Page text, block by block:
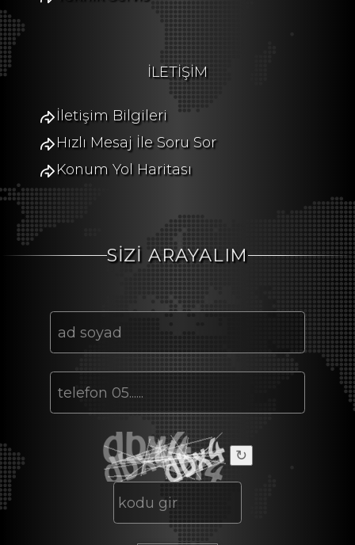
İLETİŞİM
İletişim Bilgileri
Hızlı Mesaj İle Soru Sor
Konum Yol Haritası
SİZİ ARAYALIM
↻